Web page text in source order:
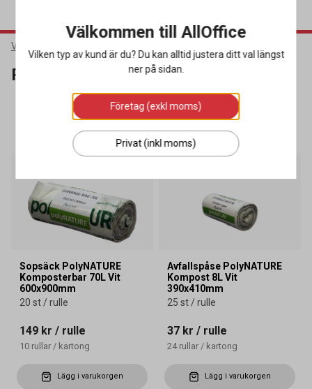
Varumärken
PolyNATURE
SORTERA
3 produkter
Sopsäck PolyNATURE
Komposterbar 70L Vit
600x900mm
20 st / rulle
149 kr / rulle
10 rullar / kartong
Lägg i varukorgen
Avfallspåse PolyNATURE
Kompost 8L Vit
390x410mm
25 st / rulle
37 kr / rulle
24 rullar / kartong
Lägg i varukorgen
Välkommen till AllOffice
Vilken typ av kund är du? Du kan alltid justera ditt val längst
ner på sidan.
Företag (exkl moms)
Privat (inkl moms)